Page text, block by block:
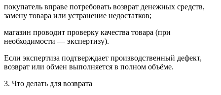
покупатель вправе потребовать возврат денежных средств,
замену товара или устранение недостатков;
магазин проводит проверку качества товара (при
необходимости — экспертизу).
Если экспертиза подтверждает производственный дефект,
возврат или обмен выполняется в полном объёме.
3. Что делать для возврата